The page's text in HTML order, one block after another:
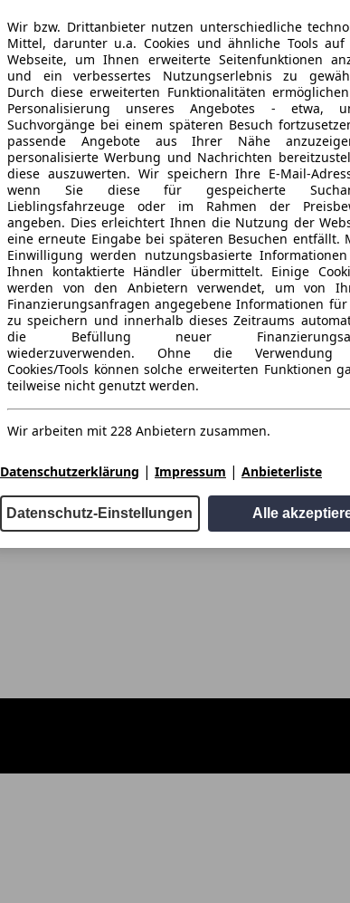
Wir bzw. Drittanbieter nutzen unterschiedliche
Mittel, darunter u.a. Cookies und ähnliche Tools auf
Webseite, um Ihnen erweiterte Seitenfunktionen
und ein verbessertes Nutzungserlebnis zu
Durch diese erweiterten Funktionalitäten
Personalisierung unseres Angebotes - etwa,
Suchvorgänge bei einem späteren Besuch
passende Angebote aus Ihrer Nähe
personalisierte Werbung und Nachrichten
diese auszuwerten. Wir speichern Ihre E-Mail-
wenn Sie diese für gespeicherte
Lieblingsfahrzeuge oder im Rahmen der
angeben. Dies erleichtert Ihnen die Nutzung der
eine erneute Eingabe bei späteren Besuchen entfällt.
Einwilligung werden nutzungsbasierte
Ihnen kontaktierte Händler übermittelt. Einige
werden von den Anbietern verwendet, um von
Finanzierungsanfragen angegebene Informationen für
zu speichern und innerhalb dieses Zeitraums
die Befüllung neuer
wiederzuverwenden. Ohne die Verwendung
Cookies/Tools können solche erweiterten Funktionen
teilweise nicht genutzt werden.
Wir arbeiten mit 228 Anbietern zusammen.
Datenschutzerklärung | Impressum | Anbieterliste
Datenschutz-Einstellungen Alle